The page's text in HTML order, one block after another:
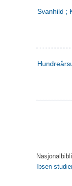
Svanhild ;
Ibsen-